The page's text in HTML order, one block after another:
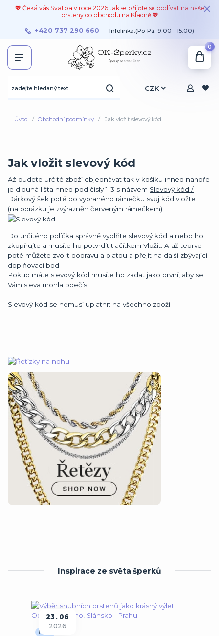
💖 Čeká vás Svatba v roce 2026 tak se přijďte se podívat na naše
prsteny do obchodu na Kladně 💖
CZK
+420 737 290 660 Infolinka:(Po-Pá: 9:00 - 15:00)
0
Úvod Obchodní podmínky Jak vložit slevový kód
Jak vložit slevový kód
Až budete určité zboží objednávat tak v košíku ihned nahoře
je dlouhá lišta hned pod čísly 1-3 s názvem Slevový kód /
Dárkový šek poté do vybraného rámečku svůj kód vložte
(na obrázku je zvýrazněn červeným rámečkem)
Do určitého políčka správně vyplňte slevový kód a nebo ho
zkopírujte a musíte ho potvrdit tlačítkem Vložit. A až teprve
poté můžete zvolit dopravu a platbu a přejít na další zbývající
doplňovací bod.
Pokud máte slevový kód musíte ho zadat jako první, aby se
Vám sleva mohla odečíst.
Slevový kód se nemusí uplatnit na všechno zboží.
Inspirace ze světa šperků
23
06
2026
Rady